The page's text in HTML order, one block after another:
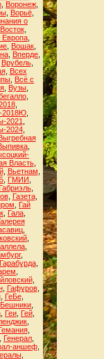
Воронеж
, Ворьё,
о
Восток,
Европа
Вошак
Вперде
Врубель,
, Всех
Всё с
Вузы
,
,
2018Ю
2021
2024,
Власть,
, Вьетнам
ГМИИ
Габриэль,
, Газета,
Гай
Гала
,
Гарабурда,
,
, Гафуров,
, ГеБе,
Геи Гей
,
Генерал
аншеф,
,